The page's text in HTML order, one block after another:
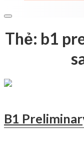
Thẻ: b1
B1